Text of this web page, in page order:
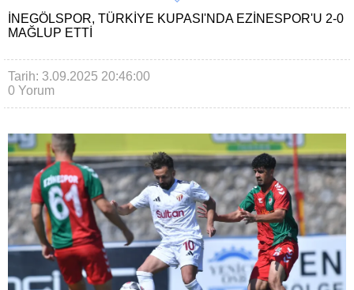
İNEGÖLSPOR, TÜRKIYE KUPASI'NDA EZINESPOR'U 2-0
MAĞLUP ETTI
Tarih: 3.09.2025 20:46:00
0 Yorum